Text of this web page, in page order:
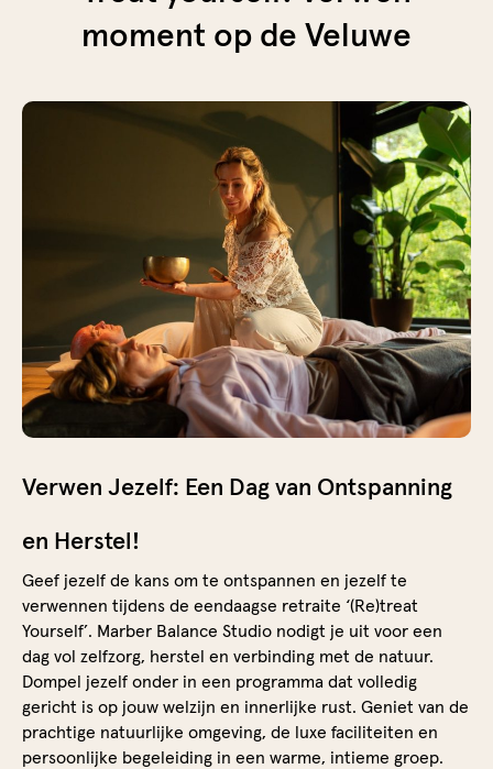
moment op de Veluwe
Verwen Jezelf: Een Dag van Ontspanning
en Herstel!
Geef jezelf de kans om te ontspannen en jezelf te
verwennen tijdens de eendaagse retraite ‘(Re)treat
Yourself’. Marber Balance Studio nodigt je uit voor een
dag vol zelfzorg, herstel en verbinding met de natuur.
Dompel jezelf onder in een programma dat volledig
gericht is op jouw welzijn en innerlijke rust. Geniet van de
prachtige natuurlijke omgeving, de luxe faciliteiten en
persoonlijke begeleiding in een warme, intieme groep.